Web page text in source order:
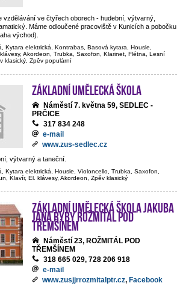
vzdělávání ve čtyřech oborech - hudební, výtvarný,
Máme odloučené pracoviště v Kunicích a pobočku
východ).
Kytara elektrická, Kontrabas, Basová kytara, Housle,
Akordeon, Trubka, Saxofon, Klarinet, Flétna, Lesní
klasický, Zpěv populární
Základní umělecká škola
Náměstí 7. května 59, SEDLEC -
PRČICE
317 834 248
e-mail
www.zus-sedlec.cz
výtvarný a taneční.
Kytara elektrická, Housle, Violoncello, Trubka, Saxofon,
Klavír, El. klávesy, Akordeon, Zpěv klasický
Základní umělecká škola Jakuba
Jana Ryby Rožmitál pod
Třemšínem
Náměstí 23, ROŽMITÁL POD
TŘEMŠÍNEM
318 665 029, 728 206 918
e-mail
www.zusjjrrozmitalptr.cz, Facebook